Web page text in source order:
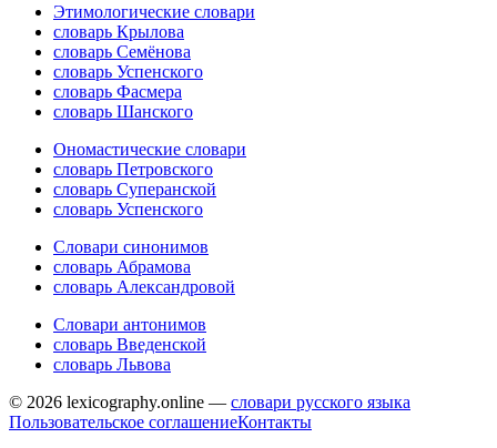
Этимологические словари
словарь Крылова
словарь Семёнова
словарь Успенского
словарь Фасмера
словарь Шанского
Ономастические словари
словарь Петровского
словарь Суперанской
словарь Успенского
Словари синонимов
словарь Абрамова
словарь Александровой
Словари антонимов
словарь Введенской
словарь Львова
© 2026 lexicography.online — словари русского языка
Пользовательское соглашениеКонтакты